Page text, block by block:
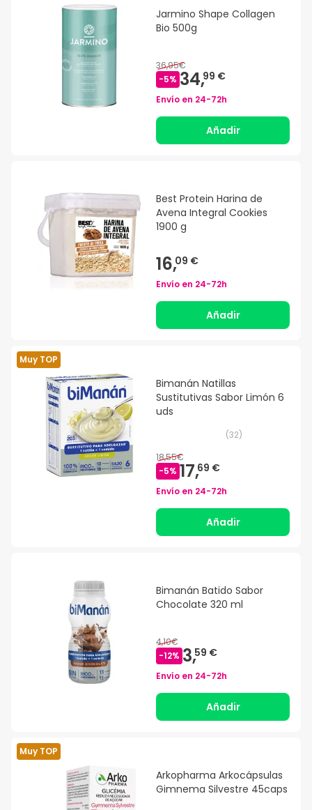
Jarmino Shape Collagen
Bio 500g
36,95€
-5% 34,99 €
Envío en 24-72h
Añadir
Best Protein Harina de
Avena Integral Cookies
1900 g
16,09 €
Envío en 24-72h
Añadir
Muy TOP
Bimanán Natillas
Sustitutivas Sabor Limón 6
uds
(32)
18,55€
-5% 17,69 €
Envío en 24-72h
Añadir
Bimanán Batido Sabor
Chocolate 320 ml
4,10€
-12% 3,59 €
Envío en 24-72h
Añadir
Muy TOP
Arkopharma Arkocápsulas
Gimnema Silvestre 45caps